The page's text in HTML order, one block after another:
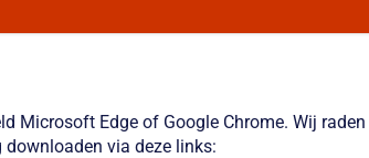
Microsoft Edge of Google Chrome. Wij
downloaden via deze links: